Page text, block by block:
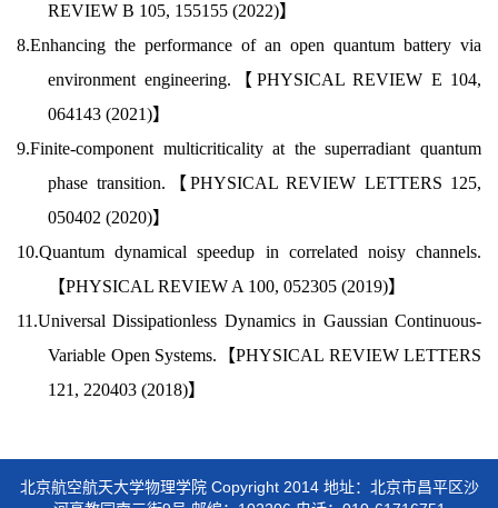
REVIEW B 105, 155155 (2022)】
8.Enhancing the performance of an open quantum battery via
environment engineering.【PHYSICAL REVIEW E 104,
064143 (2021)】
9.Finite-component multicriticality at the superradiant quantum
phase transition.【PHYSICAL REVIEW LETTERS 125,
050402 (2020)】
10.Quantum dynamical speedup in correlated noisy channels.
【PHYSICAL REVIEW A 100, 052305 (2019)】
11.Universal Dissipationless Dynamics in Gaussian Continuous-
Variable Open Systems.【PHYSICAL REVIEW LETTERS
121, 220403 (2018)】
北京航空航天大学物理学院 Copyright 2014 地址：北京市昌平区沙